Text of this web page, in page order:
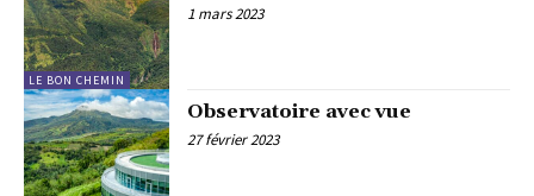
LE BON CHEMIN
1 mars 2023
Observatoire avec vue
27 février 2023